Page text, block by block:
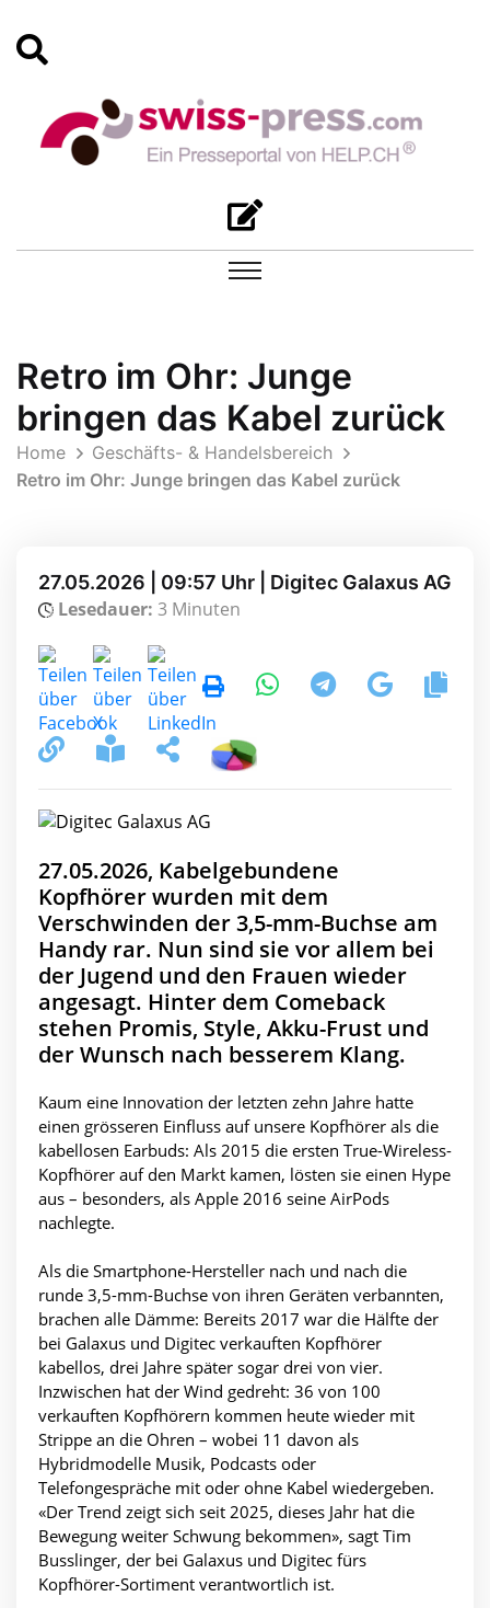
Retro im Ohr: Junge
bringen das Kabel zurück
Home
Geschäfts- & Handelsbereich
Retro im Ohr: Junge bringen das Kabel zurück
27.05.2026 | 09:57 Uhr | Digitec Galaxus AG
Lesedauer: 3 Minuten
27.05.2026, Kabelgebundene
Kopfhörer wurden mit dem
Verschwinden der 3,5-mm-Buchse am
Handy rar. Nun sind sie vor allem bei
der Jugend und den Frauen wieder
angesagt. Hinter dem Comeback
stehen Promis, Style, Akku-Frust und
der Wunsch nach besserem Klang.
Kaum eine Innovation der letzten zehn Jahre hatte
einen grösseren Einfluss auf unsere Kopfhörer als die
kabellosen Earbuds: Als 2015 die ersten True-Wireless-
Kopfhörer auf den Markt kamen, lösten sie einen Hype
aus – besonders, als Apple 2016 seine AirPods
nachlegte.
Als die Smartphone-Hersteller nach und nach die
runde 3,5-mm-Buchse von ihren Geräten verbannten,
brachen alle Dämme: Bereits 2017 war die Hälfte der
bei Galaxus und Digitec verkauften Kopfhörer
kabellos, drei Jahre später sogar drei von vier.
Inzwischen hat der Wind gedreht: 36 von 100
verkauften Kopfhörern kommen heute wieder mit
Strippe an die Ohren – wobei 11 davon als
Hybridmodelle Musik, Podcasts oder
Telefongespräche mit oder ohne Kabel wiedergeben.
«Der Trend zeigt sich seit 2025, dieses Jahr hat die
Bewegung weiter Schwung bekommen», sagt Tim
Busslinger, der bei Galaxus und Digitec fürs
Kopfhörer-Sortiment verantwortlich ist.